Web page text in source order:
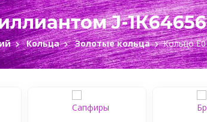
J-
Кольца Золотые кольца Кольцо